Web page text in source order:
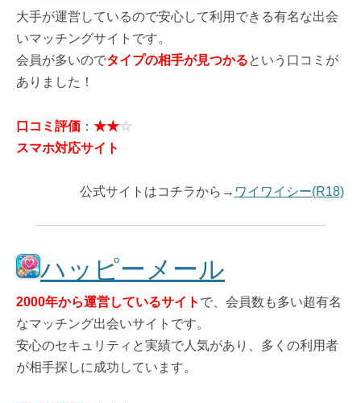
大手が運営しているので安心して利用できる有名な出会
いマッチングサイトです。
会員が多いのでタイプの相手が見つかるという口コミが
ありました！
口コミ評価 ： ★★☆
スマホ対応サイト
公式サイトはコチラから→ ワイワイシー(R18)
ハッピーメール
2000年から運営しているサイト で、会員数も多い超有名
なマッチング出会いサイトです。
安心のセキュリティと実績で人気があり、多くの利用者
が相手探しに成功しています。